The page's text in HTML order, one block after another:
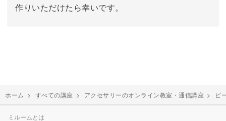
作りいただけたら幸いです。
ホーム > すべての講座 > アクセサリーのオンライン教室・通信講座 > ビ
ミルームとは